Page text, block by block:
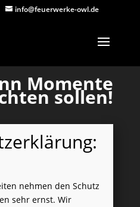
info@feuerwerke-owl.de
Momente
sollen!
nehmen den Schutz
sehr ernst. Wir